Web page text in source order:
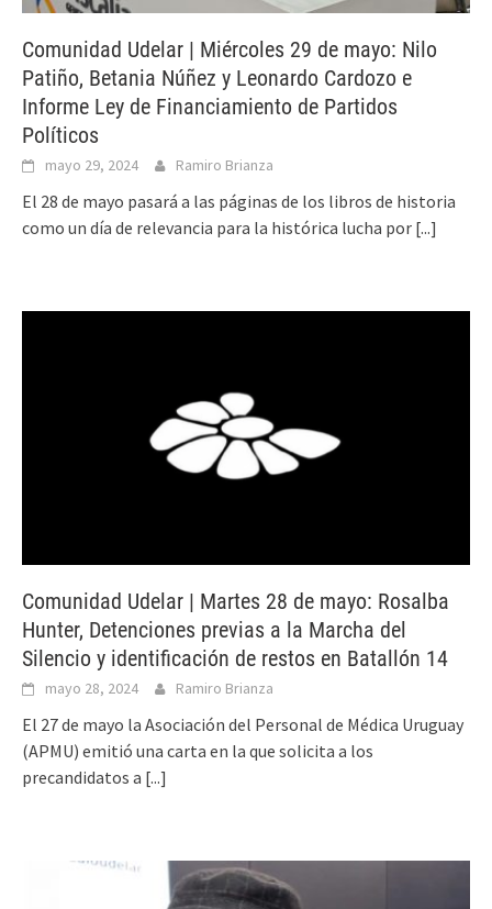
Comunidad Udelar | Miércoles 29 de mayo: Nilo
Patiño, Betania Núñez y Leonardo Cardozo e
Informe Ley de Financiamiento de Partidos
Políticos
mayo 29, 2024 Ramiro Brianza
El 28 de mayo pasará a las páginas de los libros de historia
como un día de relevancia para la histórica lucha por [...]
Comunidad Udelar | Martes 28 de mayo: Rosalba
Hunter, Detenciones previas a la Marcha del
Silencio y identificación de restos en Batallón 14
mayo 28, 2024 Ramiro Brianza
El 27 de mayo la Asociación del Personal de Médica Uruguay
(APMU) emitió una carta en la que solicita a los
precandidatos a [...]